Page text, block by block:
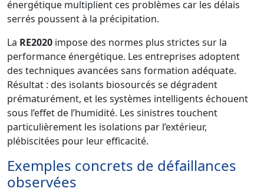
énergétique multiplient ces problèmes car les délais
serrés poussent à la précipitation.
La RE2020 impose des normes plus strictes sur la
performance énergétique. Les entreprises adoptent
des techniques avancées sans formation adéquate.
Résultat : des isolants biosourcés se dégradent
prématurément, et les systèmes intelligents échouent
sous l’effet de l’humidité. Les sinistres touchent
particulièrement les isolations par l’extérieur,
plébiscitées pour leur efficacité.
Exemples concrets de défaillances
observées